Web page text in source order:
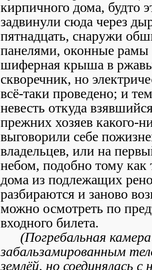
кирпичного дома, будто
задвинули сюда через
пятнадцать, снаружи
панелями, оконные рамы
шиферная крыша в
скворечник, но
всё-таки проведено; и
невесть откуда
прежних хозяев какого-
выговорили себе
владельцев, или на
небом, подобно тому как
дома из подлежащих
разбираются и заново
можно осмотреть по
входного билета.
(Погребальная
забальзамированным
землёй, но соединялась